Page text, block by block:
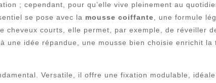
; cependant, pour qu’elle vive pleinement au
se pose avec la mousse coiffante , une formule
cheveux courts, elle permet, par exemple, de réveiller
une idée répandue, une mousse bien choisie enrichit
Versatile, il offre une fixation modulable,